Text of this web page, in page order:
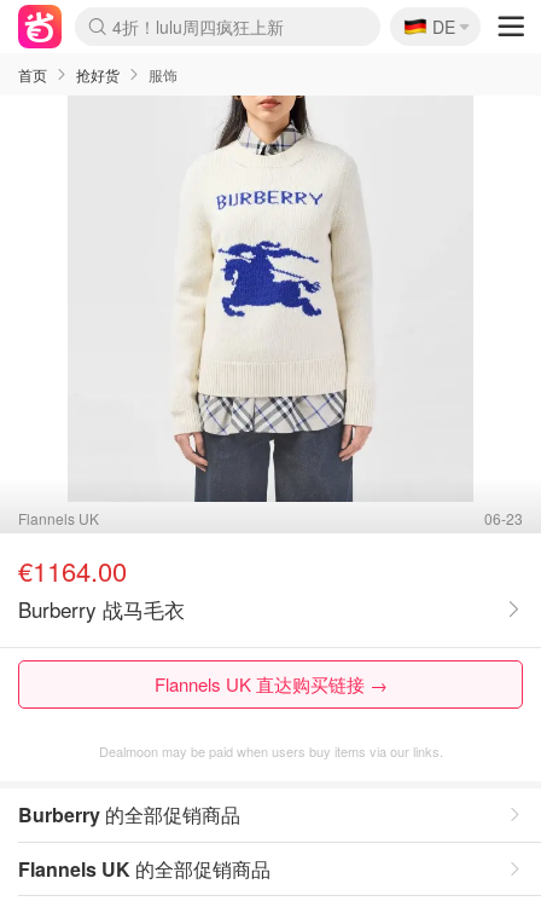
Boticinal 夏促开抢！
4折！lulu周四疯狂上新
还没结束！&OtherStories大促
Joybuy变相75折 随时失效
速领！Stanley独家85折
疑似霸哥！Camper额外叠85折
Zalando 奥莱闪促！每日更新
Moncler反季囤！5折起+叠9折
Coach Brooklyn仅€192
🇩🇪
DE
首页 抢好货 服饰
Flannels UK 06-23
€1164.00
Burberry 战马毛衣
Flannels UK 直达购买链接 →
Dealmoon may be paid when users buy items via our links.
Burberry 的全部促销商品
Flannels UK 的全部促销商品